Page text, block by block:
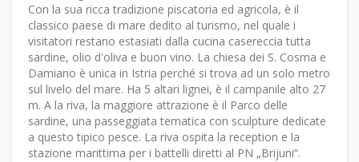
Con la sua ricca tradizione piscatoria ed agricola, è il
classico paese di mare dedito al turismo, nel quale i
visitatori restano estasiati dalla cucina casereccia tutta
sardine, olio d'oliva e buon vino. La chiesa dei S. Cosma e
Damiano è unica in Istria perché si trova ad un solo metro
sul livelo del mare. Ha 5 altari lignei, è il campanile alto 27
m. A la riva, la maggiore attrazione è il Parco delle
sardine, una passeggiata tematica con sculpture dedicate
a questo tipico pesce. La riva ospita la reception e la
stazione marittima per i battelli diretti al PN „Brijuni“.